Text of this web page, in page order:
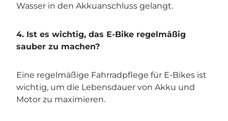
Wasser in den Akkuanschluss gelangt.
4. Ist es wichtig, das E-Bike regelmäßig
sauber zu machen?
Eine regelmäßige Fahrradpflege für E-Bikes ist
wichtig, um die Lebensdauer von Akku und
Motor zu maximieren.